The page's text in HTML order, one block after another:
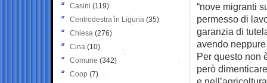
“nove migranti
permesso di
garanzia di
avendo
Per questo non
però
Casini (119)
Centrodestra in Liguria (35)
Chiesa (276)
Cina (10)
Comune (342)
Coop (7)